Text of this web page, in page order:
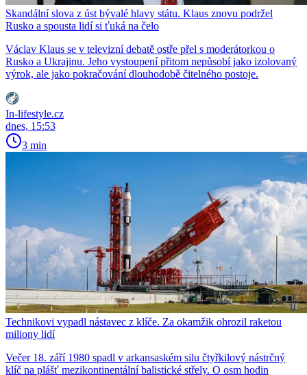
Skandální slova z úst bývalé hlavy státu. Klaus znovu podržel
Rusko a spousta lidí si ťuká na čelo
Václav Klaus se v televizní debatě ostře přel s moderátorkou o
Rusko a Ukrajinu. Jeho vystoupení přitom nepůsobí jako izolovaný
výrok, ale jako pokračování dlouhodobě čitelného postoje.
In-lifestyle.cz
dnes, 15:53
3 min
Technikovi vypadl nástavec z klíče. Za okamžik ohrozil raketou
miliony lidí
Večer 18. září 1980 spadl v arkansaském silu čtyřkilový nástrčný
klíč na plášť mezikontinentální balistické střely. O osm hodin